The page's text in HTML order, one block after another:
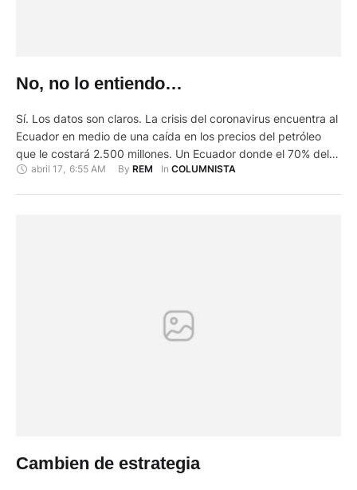
No, no lo entiendo…
Sí. Los datos son claros. La crisis del coronavirus encuentra al
Ecuador en medio de una caída en los precios del petróleo
que le costará 2.500 millones. Un Ecuador donde el 70% del
aparato productivo se ha paralizado mientras los expertos
abril 17 6:55 AM By REM In COLUMNISTA
Cambien de estrategia